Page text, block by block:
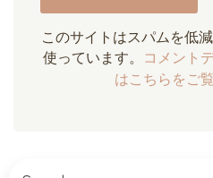
このサイトはスパムを低
使っています。
コメント
はこちらをご